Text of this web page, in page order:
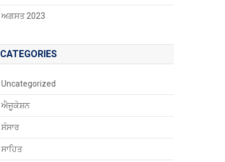
ਅਗਸਤ 2023
CATEGORIES
Uncategorized
ਐਜੂਕੇਸ਼ਨ
ਸੰਸਾਰ
ਸਾਹਿਤ